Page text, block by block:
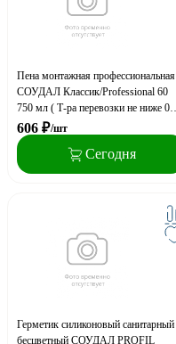
Пена монтажная профессиональная
СОУДАЛ Классик/Professional 60
750 мл ( Т-ра перевозки не ниже 0
град)
606 ₽/шт
Сегодня
Герметик силиконовый санитарный
бесцветный СОУДАЛ PROFIL